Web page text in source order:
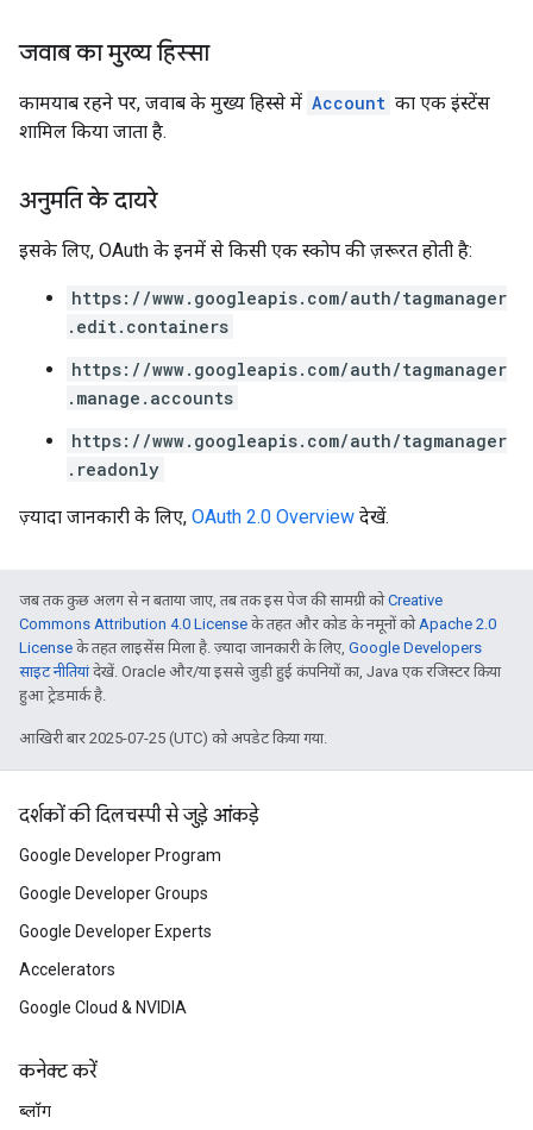
जवाब का मुख्य हिस्सा
कामयाब रहने पर, जवाब के मुख्य हिस्से में Account का एक इंस्टेंस
शामिल किया जाता है.
अनुमति के दायरे
इसके लिए, OAuth के इनमें से किसी एक स्कोप की ज़रूरत होती है:
https://www.googleapis.com/auth/tagmanager
.edit.containers
https://www.googleapis.com/auth/tagmanager
.manage.accounts
https://www.googleapis.com/auth/tagmanager
.readonly
ज़्यादा जानकारी के लिए, OAuth 2.0 Overview देखें.
जब तक कुछ अलग से न बताया जाए, तब तक इस पेज की सामग्री कोCreative
Commons Attribution 4.0 License के तहत और कोड के नमूनों कोApache 2.0
License के तहत लाइसेंस मिला है. ज़्यादा जानकारी के लिए, Google Developers
साइट नीतियांदेखें. Oracle और/या इससे जुड़ी हुई कंपनियों का, Java एक रजिस्टर किया
हुआ ट्रेडमार्क है.
आखिरी बार 2025-07-25 (UTC) को अपडेट किया गया.
दर्शकों की दिलचस्पी से जुड़े आंकड़े
Google Developer Program
Google Developer Groups
Google Developer Experts
Accelerators
Google Cloud & NVIDIA
कनेक्ट करें
ब्लॉग